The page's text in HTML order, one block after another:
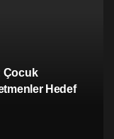
Çocuk
Hedef